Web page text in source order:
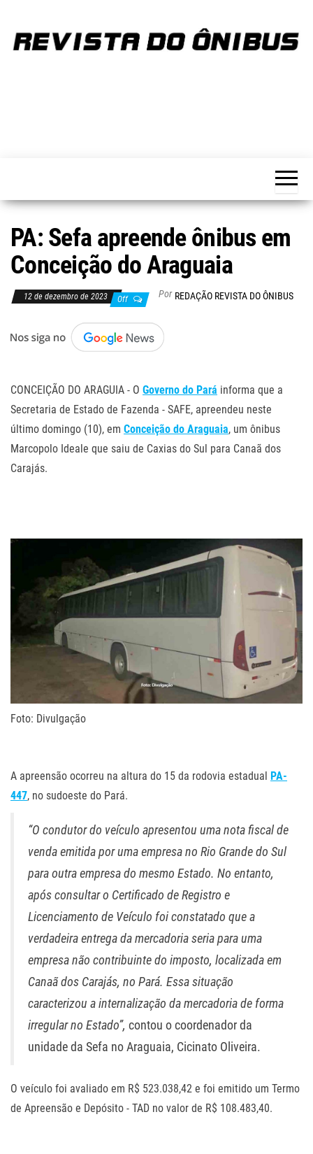
the
PA: Sefa apreende ônibus em
Conceição do Araguaia
12 de dezembro de 2023 Off Por REDAÇÃO REVISTA DO ÔNIBUS
CONCEIÇÃO DO ARAGUIA - O Governo do Pará informa que a
Secretaria de Estado de Fazenda - SAFE, apreendeu neste
último domingo (10), em Conceição do Araguaia, um ônibus
Marcopolo Ideale que saiu de Caxias do Sul para Canaã dos
Carajás.
Foto: Divulgação
A apreensão ocorreu na altura do 15 da rodovia estadual
PA-
447, no sudoeste do Pará.
“O condutor do veículo apresentou uma nota fiscal de
venda emitida por uma empresa no Rio Grande do Sul
para outra empresa do mesmo Estado. No entanto,
após consultar o Certificado de Registro e
Licenciamento de Veículo foi constatado que a
verdadeira entrega da mercadoria seria para uma
empresa não contribuinte do imposto, localizada em
Canaã dos Carajás, no Pará. Essa situação
caracterizou a internalização da mercadoria de forma
irregular no Estado”, contou o coordenador da
unidade da Sefa no Araguaia, Cicinato Oliveira.
O veículo foi avaliado em R$ 523.038,42 e foi emitido um Termo
de Apreensão e Depósito - TAD no valor de R$ 108.483,40.